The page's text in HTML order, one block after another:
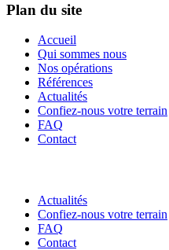
Plan du site
Accueil
Qui sommes nous
Nos opérations
Références
Actualités
Confiez-nous votre terrain
FAQ
Contact
Actualités
Confiez-nous votre terrain
FAQ
Contact